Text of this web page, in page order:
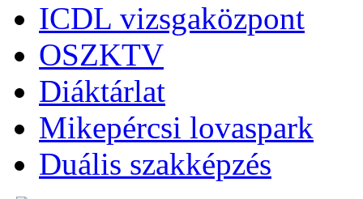
ICDL vizsgaközpont
OSZKTV
Diáktárlat
Mikepércsi lovaspark
Duális szakképzés